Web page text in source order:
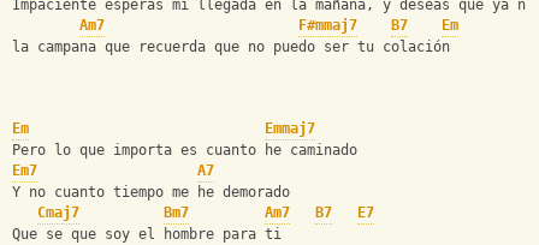
Impaciente esperas mi llegada en la mañana, y deseas que ya
Am7
F#mmaj7 B7
Em
la campana que recuerda que no puedo ser tu colación
Em
Emmaj7
Pero lo que importa es cuanto he caminado
Em7
A7
Y no cuanto tiempo me he demorado
Cmaj7
Bm7 Am7 B7
E7
Que se que soy el hombre para ti